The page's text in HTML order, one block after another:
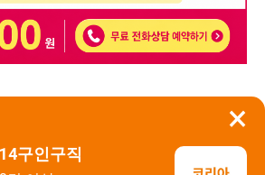
×
구인구직